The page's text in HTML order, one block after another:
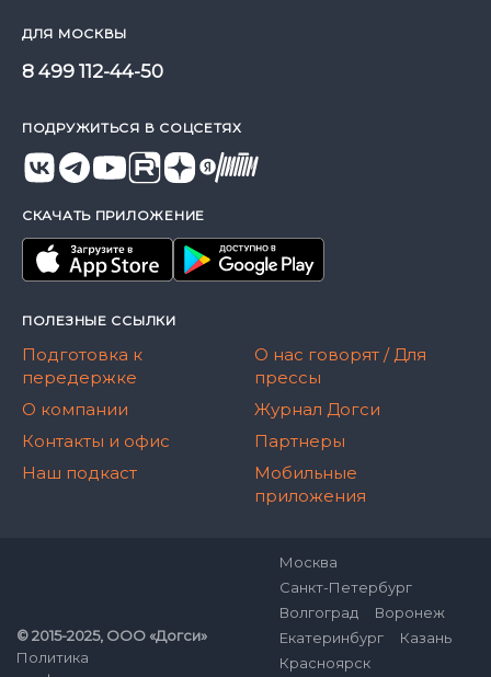
ДЛЯ МОСКВЫ
8 499 112-44-50
ПОДРУЖИТЬСЯ В СОЦСЕТЯХ
СКАЧАТЬ ПРИЛОЖЕНИЕ
ПОЛЕЗНЫЕ ССЫЛКИ
Подготовка к
передержке
О компании
Контакты и офис
Наш подкаст
О нас говорят / Для
прессы
Журнал Догси
Партнеры
Мобильные
приложения
© 2015-2025, ООО «Догси»
Политика
Москва
Санкт-Петербург
Волгоград
Воронеж
Екатеринбург
Казань
Красноярск